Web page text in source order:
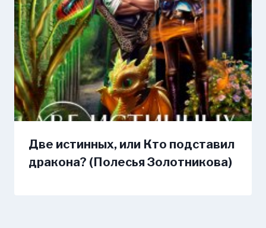
Две истинных, или Кто подставил
дракона? (Полесья Золотникова)